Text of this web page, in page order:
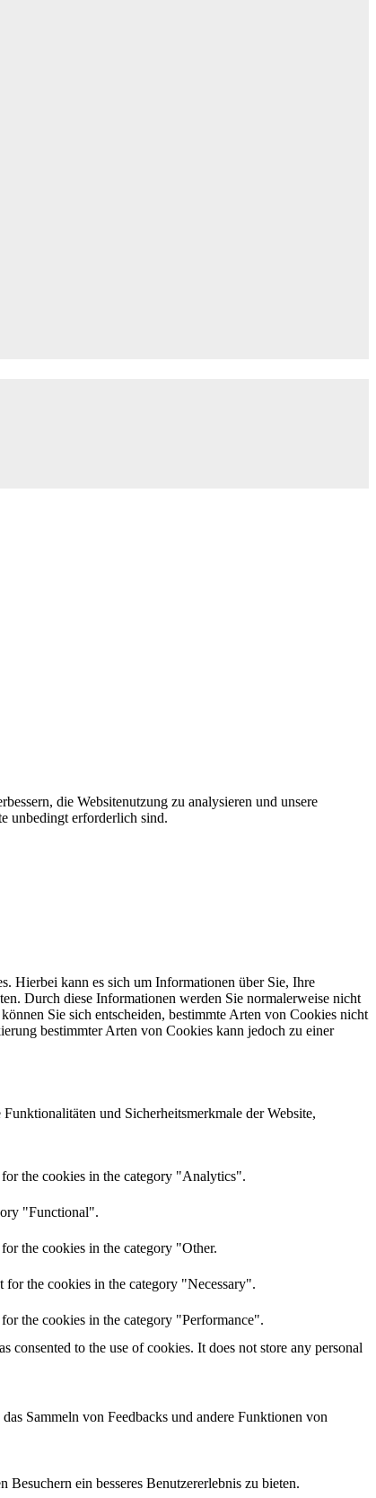
die Websitenutzung zu analysieren und unsere
unbedingt erforderlich sind.
Hierbei kann es sich um Informationen über Sie, Ihre
Durch diese Informationen werden Sie normalerweise nicht
Sie sich entscheiden, bestimmte Arten von Cookies nicht
bestimmter Arten von Cookies kann jedoch zu einer
und Sicherheitsmerkmale der Website,
the cookies in the category "Analytics".
"Functional".
the cookies in the category "Other.
the cookies in the category "Necessary".
the cookies in the category "Performance".
to the use of cookies. It does not store any personal
Sammeln von Feedbacks und andere Funktionen von
ein besseres Benutzererlebnis zu bieten.